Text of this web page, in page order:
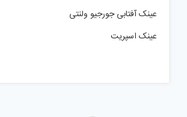
عینک آفتابی جورجیو ولنتی
عینک اسپریت